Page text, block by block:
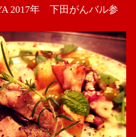
2017年 下田がんバル参